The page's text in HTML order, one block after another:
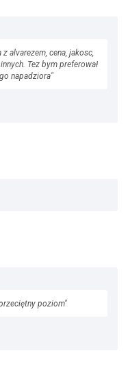
alvarezem, cena, jakosc,
Tez bym preferował
napadziora"
poziom"